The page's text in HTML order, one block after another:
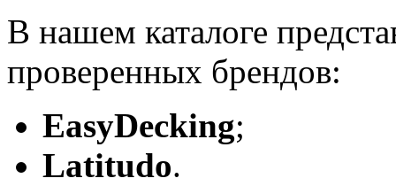
В нашем каталоге
проверенных брендов:
EasyDecking;
Latitudo.